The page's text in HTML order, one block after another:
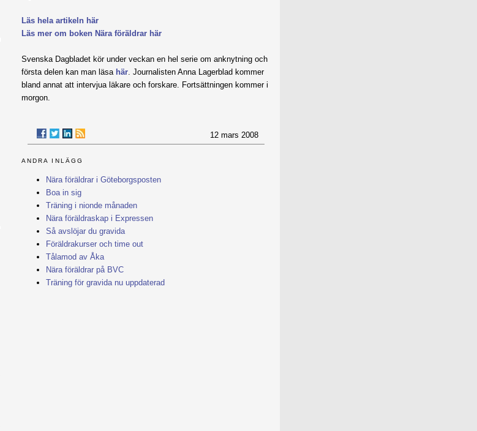
Läs hela artikeln här
Läs mer om boken Nära föräldrar här
Svenska Dagbladet kör under veckan en hel serie om anknytning och
första delen kan man läsa här . Journalisten Anna Lagerblad kommer
bland annat att intervjua läkare och forskare. Fortsättningen kommer i
morgon.
12 mars 2008
ANDRA INLÄGG
Nära föräldrar i Göteborgsposten
Boa in sig
Träning i nionde månaden
Nära föräldraskap i Expressen
Så avslöjar du gravida
Föräldrakurser och time out
Tålamod av Åka
Nära föräldrar på BVC
Träning för gravida nu uppdaterad